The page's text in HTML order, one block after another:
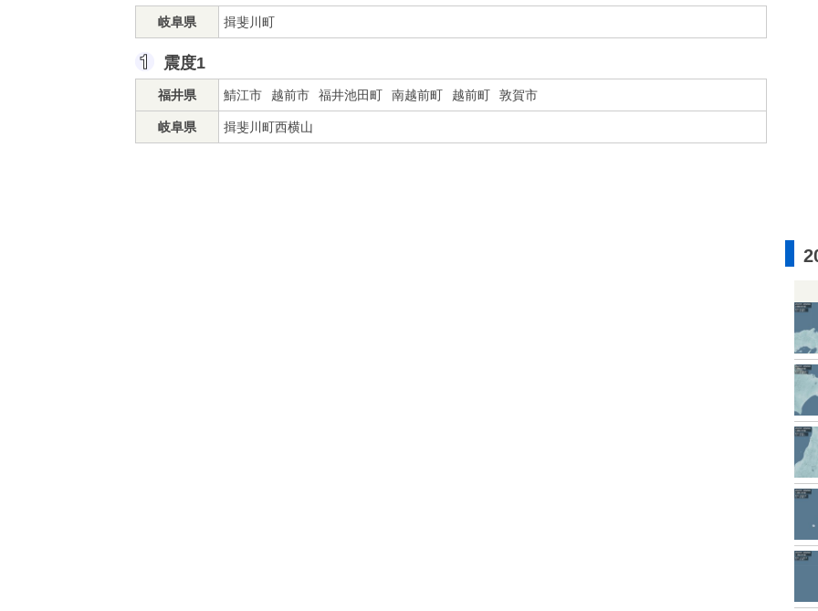
岐阜県 揖斐川町
震度1
福井県 鯖江市 越前市 福井池田町 南越前町 越前町 敦賀市
岐阜県 揖斐川町西横山